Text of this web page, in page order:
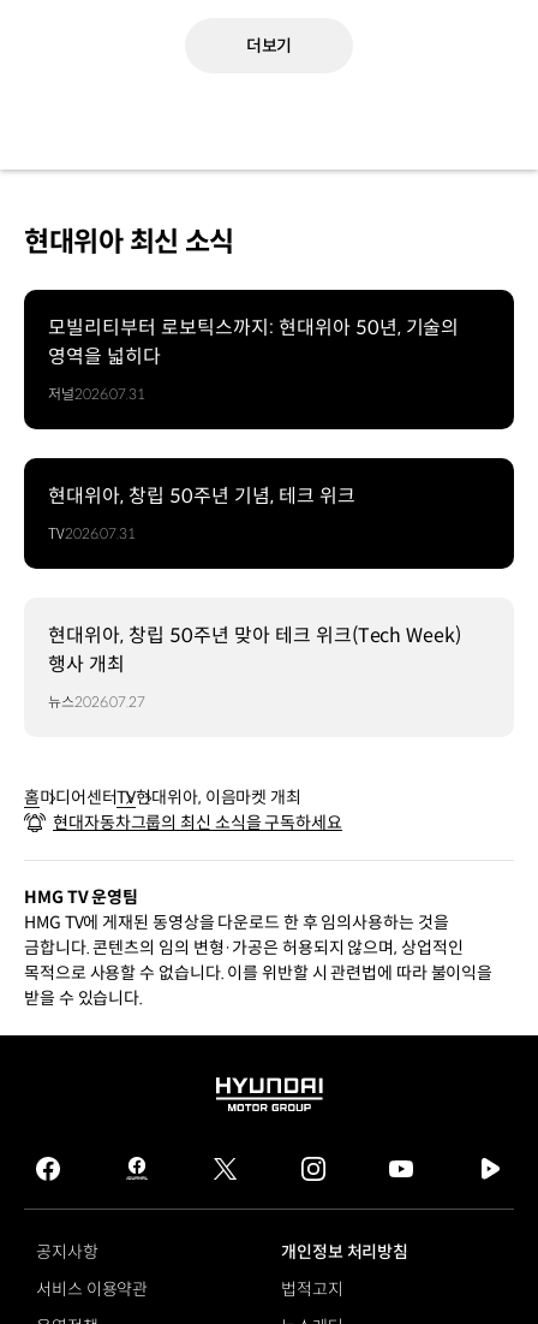
더보기
현대위아 최신 소식
모빌리티부터 로보틱스까지: 현대위아 50년, 기술의
영역을 넓히다
저널2026.07.31
현대위아, 창립 50주년 기념, 테크 위크
TV2026.07.31
현대위아, 창립 50주년 맞아 테크 위크(Tech Week)
행사 개최
뉴스2026.07.27
홈미디어센터TV현대위아, 이음마켓 개최
현대자동차그룹의 최신 소식을 구독하세요
HMG TV 운영팀
HMG TV에 게재된 동영상을 다운로드 한 후 임의사용하는 것을
금합니다. 콘텐츠의 임의 변형·가공은 허용되지 않으며, 상업적인
목적으로 사용할 수 없습니다. 이를 위반할 시 관련법에 따라 불이익을
받을 수 있습니다.
HYUNDAI
GROUP
facebook
hmg
journal
twitter instagram
tv
공지사항
개인정보 처리방침
서비스 이용약관
법적고지